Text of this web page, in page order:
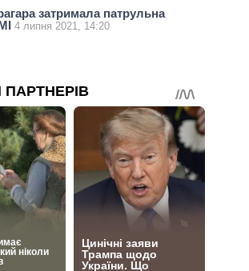
затримала патрульна
4 липня 2021, 14:20